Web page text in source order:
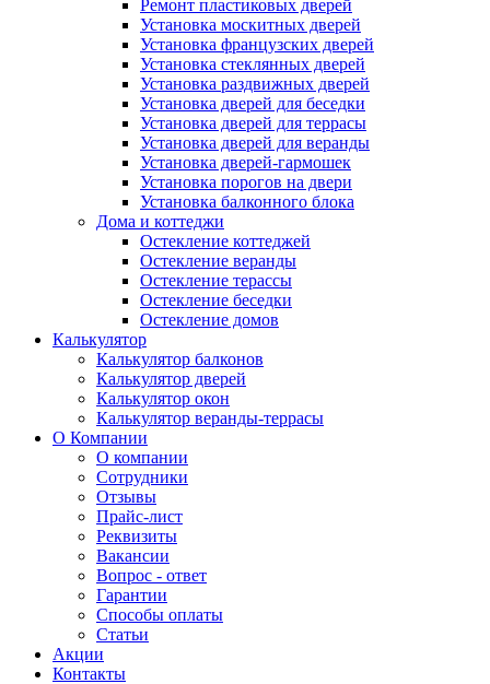
Ремонт пластиковых дверей
Установка москитных дверей
Установка французских дверей
Установка стеклянных дверей
Установка раздвижных дверей
Установка дверей для беседки
Установка дверей для террасы
Установка дверей для веранды
Установка дверей-гармошек
Установка порогов на двери
Установка балконного блока
Дома и коттеджи
Остекление коттеджей
Остекление веранды
Остекление терассы
Остекление беседки
Остекление домов
Калькулятор
Калькулятор балконов
Калькулятор дверей
Калькулятор окон
Калькулятор веранды-террасы
О Компании
О компании
Сотрудники
Отзывы
Прайс-лист
Реквизиты
Вакансии
Вопрос - ответ
Гарантии
Способы оплаты
Статьи
Акции
Контакты